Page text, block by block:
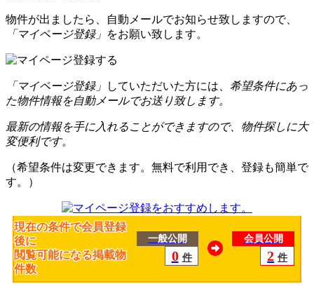
物件が出ましたら、自動メールでお知らせ致しますので、
「マイページ登録」 をお願い致します。
「マイページ登録」 していただいた方には、 希望条件にあっ
た物件情報を自動メールでお送り致します。
最新の情報を手に入れることができますので、物件探しに大
変便利です。
（希望条件は変更できます。無料で利用でき、登録も簡単で
す。）
現在の条件で会員登録
後に
閲覧可能になる掲載物
件数
一般公開
0 件
会員公開
2 件